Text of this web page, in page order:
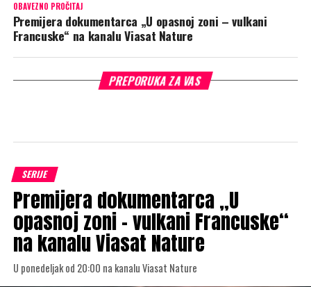
OBAVEZNO PROČITAJ
Premijera dokumentarca „U opasnoj zoni – vulkani
Francuske“ na kanalu Viasat Nature
PREPORUKA ZA VAS
SERIJE
Premijera dokumentarca „U
opasnoj zoni – vulkani Francuske“
na kanalu Viasat Nature
U ponedeljak od 20:00 na kanalu Viasat Nature